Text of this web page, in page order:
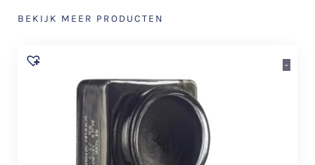
BEKIJK MEER PRODUCTEN
-